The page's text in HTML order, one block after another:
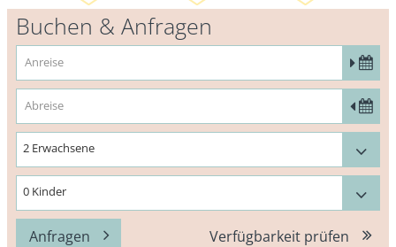
Buchen & Anfragen
Verfügbarkeit prüfen
Anfragen